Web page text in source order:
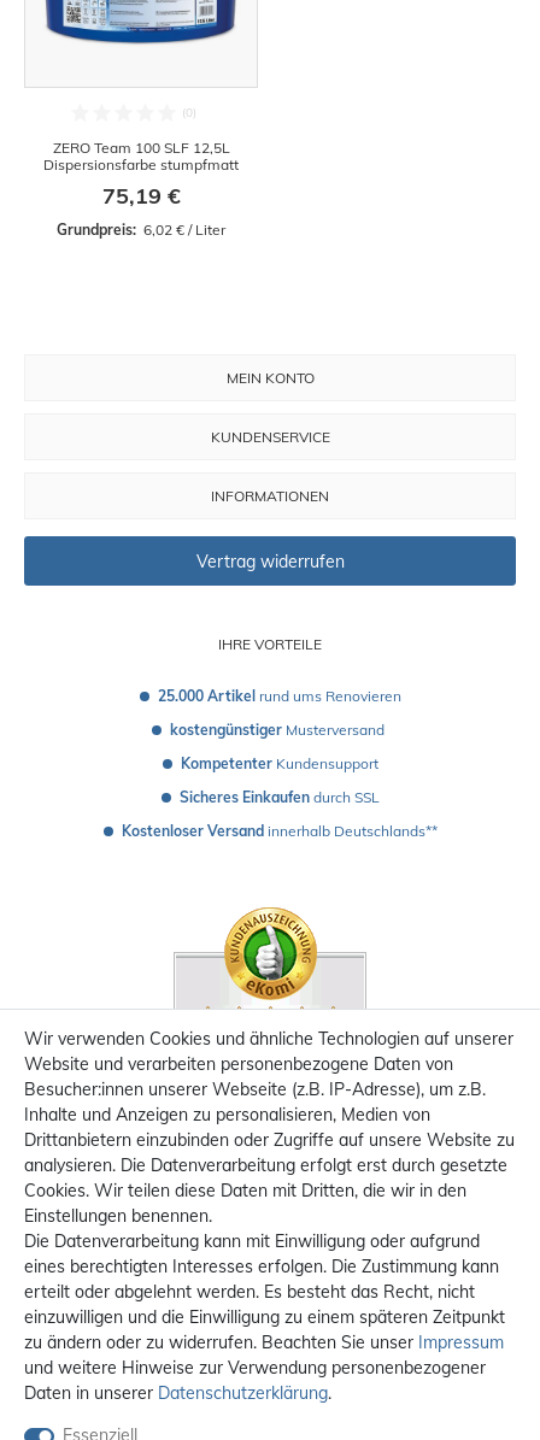
ZERO Team 100 SLF 12,5L
Dispersionsfarbe stumpfmatt
75,19 €
Grundpreis: 6,02 € / Liter
IHRE VORTEILE
25.000 Artikel rund ums Renovieren
kostengünstiger Musterversand
Kompetenter Kundensupport
Sicheres Einkaufen durch SSL
Kostenloser Versand innerhalb Deutschlands**
MEIN KONTO
KUNDENSERVICE
INFORMATIONEN
Vertrag widerrufen
Wir verwenden Cookies und ähnliche Technologien auf unserer
Website und verarbeiten personenbezogene Daten von
Besucher:innen unserer Webseite (z.B. IP-Adresse), um z.B.
Inhalte und Anzeigen zu personalisieren, Medien von
Drittanbietern einzubinden oder Zugriffe auf unsere Website zu
analysieren. Die Datenverarbeitung erfolgt erst durch gesetzte
Cookies. Wir teilen diese Daten mit Dritten, die wir in den
Einstellungen benennen.
Die Datenverarbeitung kann mit Einwilligung oder aufgrund
eines berechtigten Interesses erfolgen. Die Zustimmung kann
erteilt oder abgelehnt werden. Es besteht das Recht, nicht
einzuwilligen und die Einwilligung zu einem späteren Zeitpunkt
zu ändern oder zu widerrufen. Beachten Sie unser Impressum
und weitere Hinweise zur Verwendung personenbezogener
Daten in unserer Daten­schutz­erklärung.
Essenziell